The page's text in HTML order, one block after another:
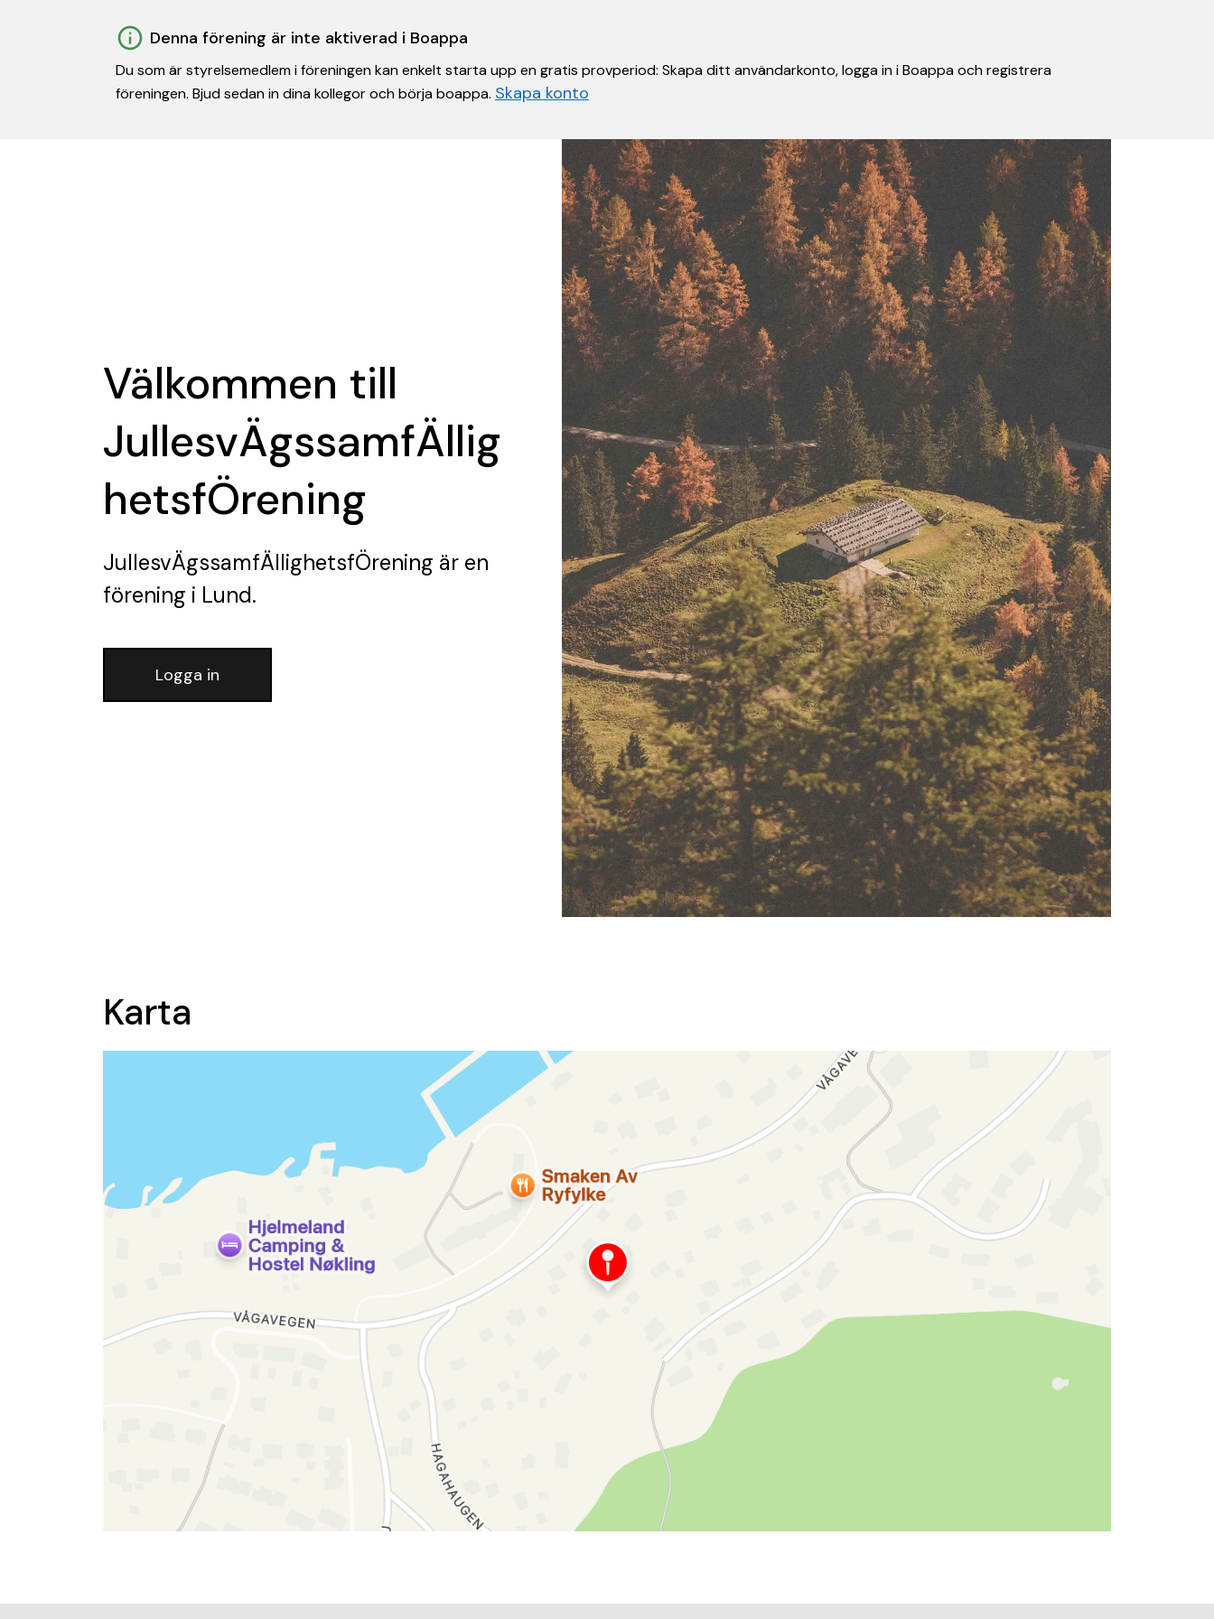
Denna förening är inte aktiverad i Boappa
Du som är styrelsemedlem i föreningen kan enkelt starta upp en gratis provperiod: Skapa ditt användarkonto, logga in i Boappa och registrera
föreningen. Bjud sedan in dina kollegor och börja boappa. Skapa konto
Välkommen till
JullesvÄgssamfÄllig
hetsfÖrening
JullesvÄgssamfÄllighetsfÖrening är en
förening i Lund.
Logga in
Karta